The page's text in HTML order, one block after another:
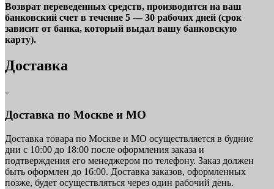
Возврат переведенных средств, производится на ваш
банковский счет в течение 5 — 30 рабочих дней (срок
зависит от банка, который выдал вашу банковскую
карту).
Доставка
Доставка по Москве и МО
Доставка товара по Москве и МО осуществляется в будние
дни с 10:00 до 18:00 после оформления заказа и
подтверждения его менеджером по телефону. Заказ должен
быть оформлен до 16:00. Доставка заказов, оформленных
позже, будет осуществляться через один рабочий день.